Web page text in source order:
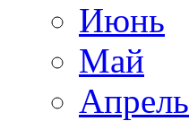
Июнь
Май
Апрель